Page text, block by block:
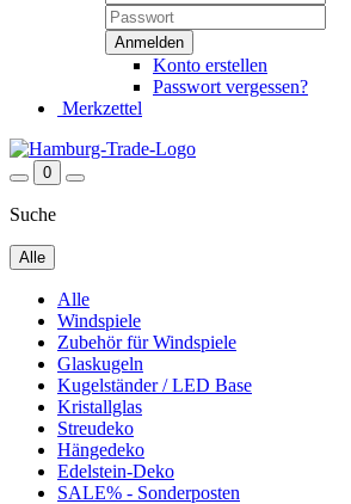
Konto erstellen
Passwort vergessen?
Merkzettel
0
Suche
Alle
Alle
Windspiele
Zubehör für Windspiele
Glaskugeln
Kugelständer / LED Base
Kristallglas
Streudeko
Hängedeko
Edelstein-Deko
SALE% - Sonderposten